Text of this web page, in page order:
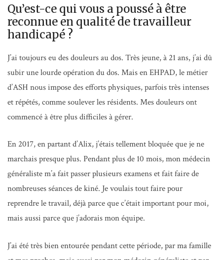
Qu’est-ce qui vous a poussé à être
reconnue en qualité de travailleur
handicapé ?
J’ai toujours eu des douleurs au dos. Très jeune, à 21 ans, j’ai dû
subir une lourde opération du dos. Mais en EHPAD, le métier
d’ASH nous impose des efforts physiques, parfois très intenses
et répétés, comme soulever les résidents. Mes douleurs ont
commencé à être plus difficiles à gérer.
En 2017, en partant d’Alix, j’étais tellement bloquée que je ne
marchais presque plus. Pendant plus de 10 mois, mon médecin
généraliste m’a fait passer plusieurs examens et fait faire de
nombreuses séances de kiné. Je voulais tout faire pour
reprendre le travail, déjà parce que c’était important pour moi,
mais aussi parce que j’adorais mon équipe.
J’ai été très bien entourée pendant cette période, par ma famille